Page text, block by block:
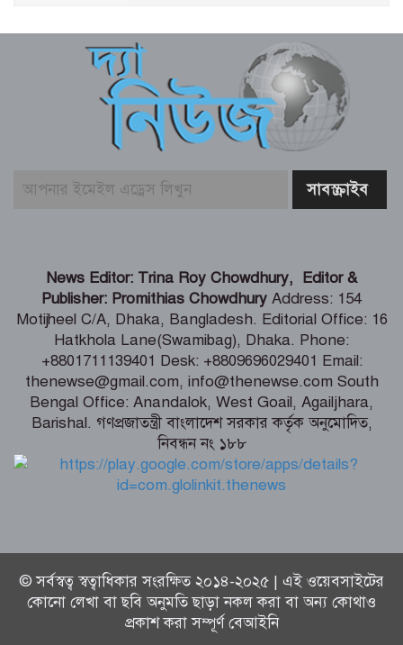
যুবকের মৃত্যু
পাইকগাছায় ছাত্র ও দরিদ্র মানুষের মাঝে
সাইকেল, সেলাই মেশিন ও ভ্যান বিতরণ
মার্কিন প্রশান্ত মহাসাগরীয় নৌবহর
কমান্ডারের বাংলাদেশ সফর শেষ
ভারতীয় হাইক‌মিশনা‌রের স‌ঙ্গে আইএবিডির
প্রতি‌নি‌ধিদ‌লের সাক্ষাৎ
গ্যাস-বিদ্যুৎ সংকটের জবাব চেয়ে
প্রধানমন্ত্রীর কাছে স্মারকলিপি ১১ দলের
পররাষ্ট্রমন্ত্রীর কা‌ছে ইউএনডিপির আবাসিক
প্রতিনিধির পরিচয়পত্র পেশ
News Editor: Trina Roy Chowdhury, Editor &
Publisher: Promithias Chowdhury Address: 154
Motijheel C/A, Dhaka, Bangladesh. Editorial Office: 16
Hatkhola Lane(Swamibag), Dhaka. Phone:
+8801711139401 Desk: +8809696029401 Email:
thenewse@gmail.com, info@thenewse.com South
Bengal Office: Anandalok, West Goail, Agailjhara,
Barishal. গণপ্রজাতন্ত্রী বাংলাদেশ সরকার কর্তৃক অনুমোদিত,
নিবন্ধন নং ১৮৮
© সর্বস্বত্ব স্বত্বাধিকার সংরক্ষিত ২০১৪-২০২৫ | এই ওয়েবসাইটের
কোনো লেখা বা ছবি অনুমতি ছাড়া নকল করা বা অন্য কোথাও
প্রকাশ করা সম্পূর্ণ বেআইনি